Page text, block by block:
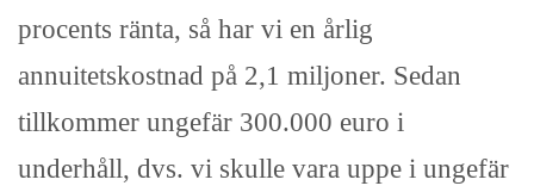
procents ränta, så har vi en årlig
annuitetskostnad på 2,1 miljoner. Sedan
tillkommer ungefär 300.000 euro i
underhåll, dvs. vi skulle vara uppe i ungefär